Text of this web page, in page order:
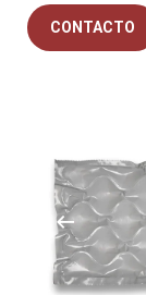
CONTACTO